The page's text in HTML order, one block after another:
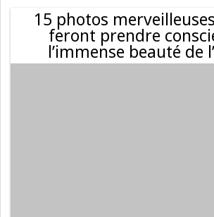
15 photos
feront prendre
l’immense beauté de